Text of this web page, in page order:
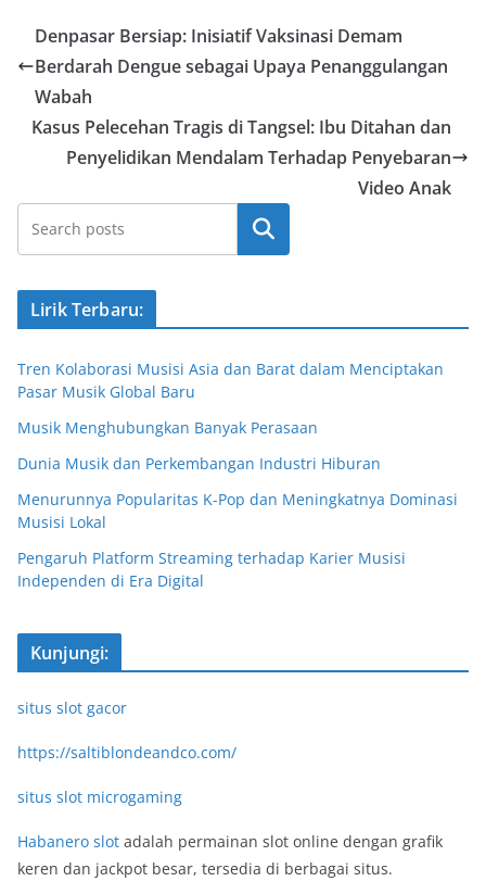
Denpasar Bersiap: Inisiatif Vaksinasi Demam
Berdarah Dengue sebagai Upaya Penanggulangan
Wabah
Kasus Pelecehan Tragis di Tangsel: Ibu Ditahan dan
Penyelidikan Mendalam Terhadap Penyebaran
Video Anak
Cari
Lirik Terbaru:
Tren Kolaborasi Musisi Asia dan Barat dalam Menciptakan
Pasar Musik Global Baru
Musik Menghubungkan Banyak Perasaan
Dunia Musik dan Perkembangan Industri Hiburan
Menurunnya Popularitas K-Pop dan Meningkatnya Dominasi
Musisi Lokal
Pengaruh Platform Streaming terhadap Karier Musisi
Independen di Era Digital
Kunjungi:
situs slot gacor
https://saltiblondeandco.com/
situs slot microgaming
Habanero slot adalah permainan slot online dengan grafik
keren dan jackpot besar, tersedia di berbagai situs.